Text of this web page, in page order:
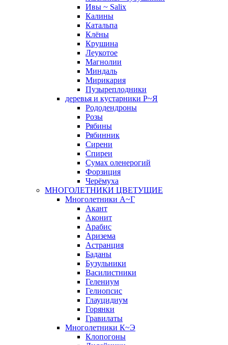
Ивы ~ Salix
Калины
Катальпа
Клёны
Крушина
Леукотое
Магнолии
Миндаль
Мирикария
Пузыреплодники
деревья и кустарники Р~Я
Рододендроны
Розы
Рябины
Рябинник
Сирени
Спиреи
Сумах оленерогий
Форзиция
Черёмуха
МНОГОЛЕТНИКИ ЦВЕТУЩИЕ
Многолетники А~Г
Акант
Аконит
Арабис
Аризема
Астранция
Баданы
Бузульники
Василистники
Гелениум
Гелиопсис
Глауцидиум
Горянки
Гравилаты
Многолетники К~Э
Клопогоны